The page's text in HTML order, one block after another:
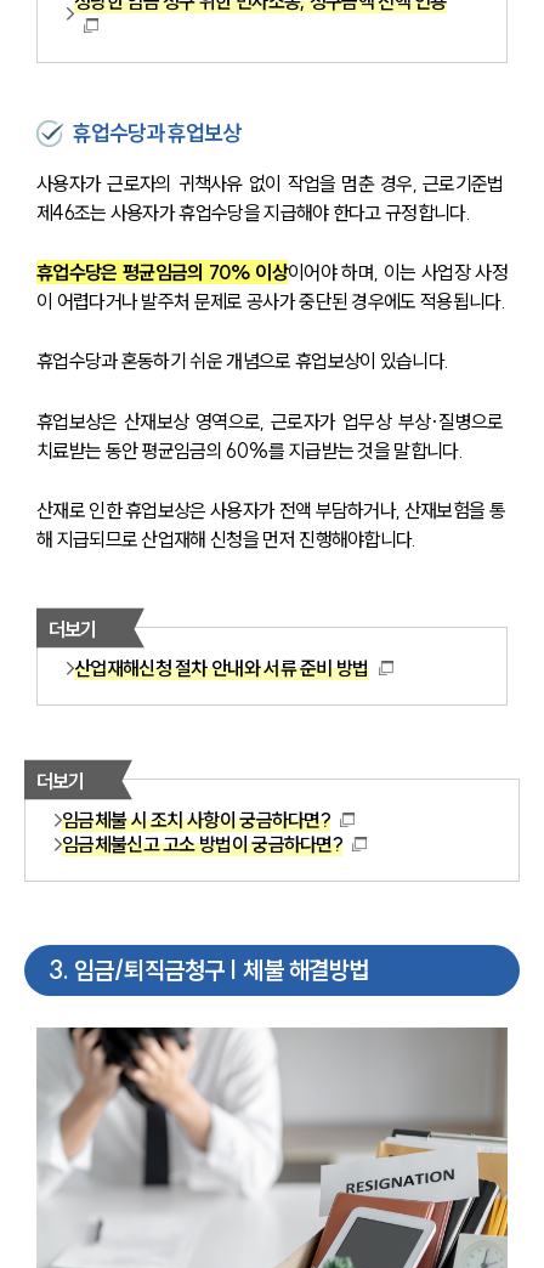
휴업수당과 휴업보상
사용자가 근로자의 귀책사유 없이 작업을 멈춘 경우, 근로기준법
제46조는 사용자가 휴업수당을 지급해야 한다고 규정합니다.
휴업수당은 평균임금의 70% 이상이어야 하며, 이는 사업장 사정
이 어렵다거나 발주처 문제로 공사가 중단된 경우에도 적용됩니다.
휴업수당과 혼동하기 쉬운 개념으로 휴업보상이 있습니다.
휴업보상은 산재보상 영역으로, 근로자가 업무상 부상·질병으로
치료받는 동안 평균임금의 60%를 지급받는 것을 말합니다.
산재로 인한 휴업보상은 사용자가 전액 부담하거나, 산재보험을 통
해 지급되므로 산업재해 신청을 먼저 진행해야합니다.
더보기
산업재해신청 절차 안내와 서류 준비 방법
더보기
임금체불 시 조치 사항이 궁금하다면?
임금체불신고 고소 방법이 궁금하다면?
3. 임금/퇴직금청구 | 체불 해결방법